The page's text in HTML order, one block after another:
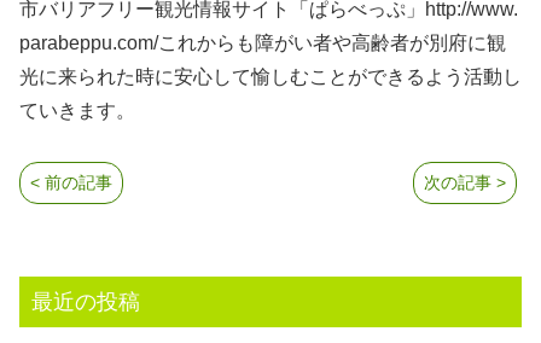
市バリアフリー観光情報サイト「ぱらべっぷ」http://www.
parabeppu.com/これからも障がい者や高齢者が別府に観
光に来られた時に安心して愉しむことができるよう活動し
ていきます。
次の記事 >
< 前の記事
最近の投稿